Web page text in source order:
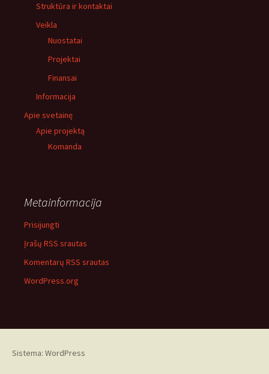
Struktūra ir kontaktai
Veikla
Nuostatai
Projektai
Finansai
Informacija
Apie svetainę
Apie projektą
Komanda
Metainformacija
Prisijungti
Įrašų RSS srautas
Komentarų RSS srautas
WordPress.org
Sistema: WordPress